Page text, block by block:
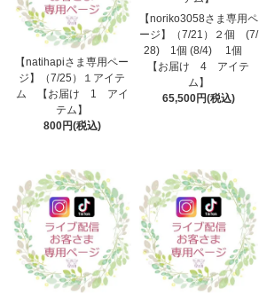
【natihapiさま専用ペー
ジ】（7/25）１アイテ
ム 【お届け 1 アイ
テム】
800円(税込)
【noriko3058さま専用ペ
ージ】（7/21）２個 (7/
28) 1個 (8/4) 1個
【お届け 4 アイテ
ム】
65,500円(税込)